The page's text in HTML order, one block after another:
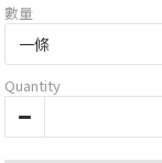
數量
Quantity